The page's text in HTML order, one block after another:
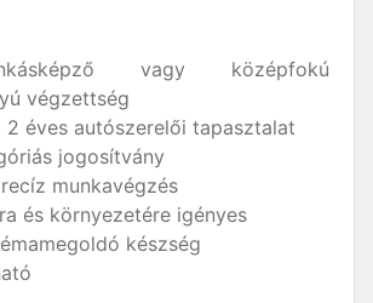
vagy középfokú
végzettség
2 éves autószerelői tapasztalat
jogosítvány
munkavégzés
és környezetére igényes
készség